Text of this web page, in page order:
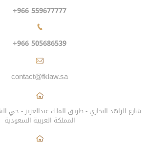
+966 559677777
+966 505686539
contact@fklaw.sa
المملكة العربية السعودية